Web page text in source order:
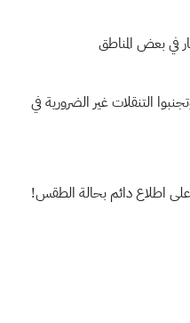
في بعض المناطق
التنقلات غير الضرورية في
على اطلاع دائم بحالة الطقس!